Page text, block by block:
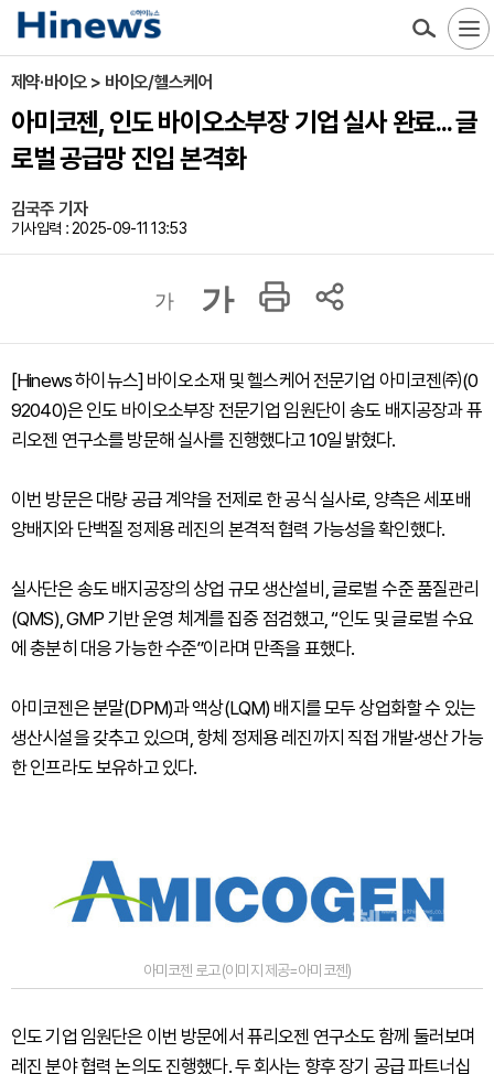
제약·바이오 > 바이오/헬스케어
아미코젠, 인도 바이오소부장 기업 실사 완료... 글
로벌 공급망 진입 본격화
김국주 기자
기사입력 : 2025-09-11 13:53
가 가
[Hinews 하이뉴스] 바이오소재 및 헬스케어 전문기업 아미코젠㈜(0
92040)은 인도 바이오소부장 전문기업 임원단이 송도 배지공장과 퓨
리오젠 연구소를 방문해 실사를 진행했다고 10일 밝혔다.
이번 방문은 대량 공급 계약을 전제로 한 공식 실사로, 양측은 세포배
양배지와 단백질 정제용 레진의 본격적 협력 가능성을 확인했다.
실사단은 송도 배지공장의 상업 규모 생산설비, 글로벌 수준 품질관리
(QMS), GMP 기반 운영 체계를 집중 점검했고, “인도 및 글로벌 수요
에 충분히 대응 가능한 수준”이라며 만족을 표했다.
아미코젠은 분말(DPM)과 액상(LQM) 배지를 모두 상업화할 수 있는
생산시설을 갖추고 있으며, 항체 정제용 레진까지 직접 개발·생산 가능
한 인프라도 보유하고 있다.
아미코젠 로고 (이미지 제공=아미코젠)
인도 기업 임원단은 이번 방문에서 퓨리오젠 연구소도 함께 둘러보며
레진 분야 협력 논의도 진행했다. 두 회사는 향후 장기 공급 파트너십